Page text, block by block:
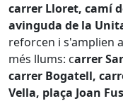
carrer Lloret, camí
avinguda de la
reforcen i s'amplien
més llums: carrer
carrer Bogatell,
Vella, plaça Joan